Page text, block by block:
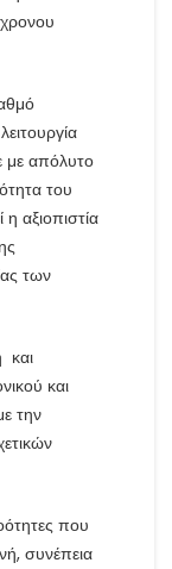
με απόλυτο
του
αξιοπιστία
των
και
και
την
που
συνέπεια